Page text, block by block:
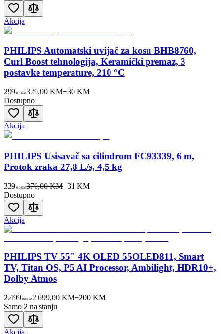
Akcija
PHILIPS Automatski uvijač za kosu BHB8760,
Curl Boost tehnologija, Keramički premaz, 3
postavke temperature, 210 °C
299 00KM329,00 KM−30 KM
Dostupno
Akcija
PHILIPS Usisavač sa cilindrom FC93339, 6 m,
Protok zraka 27,8 L/s, 4,5 kg
339 00KM370,00 KM−31 KM
Dostupno
Akcija
PHILIPS TV 55" 4K OLED 55OLED811, Smart
TV, Titan OS, P5 AI Processor, Ambilight, HDR10+,
Dolby Atmos
2.499 00KM2.699,00 KM−200KM
Samo 2 na stanju
Akcija